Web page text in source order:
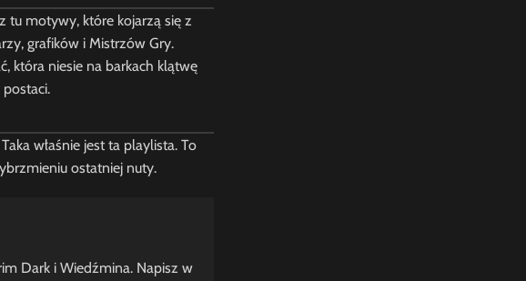
tu motywy, które kojarzą się z
grafików i Mistrzów Gry.
która niesie na barkach klątwę
właśnie jest ta playlista. To
ostatniej nuty.
Dark i Wiedźmina. Napisz w